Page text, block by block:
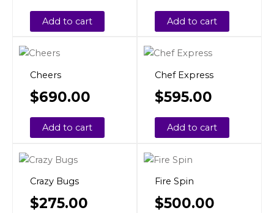
Add to cart Add to cart
Cheers
$690.00
Add to cart
Chef Express
$595.00
Add to cart
Crazy Bugs
$275.00
Fire Spin
$500.00